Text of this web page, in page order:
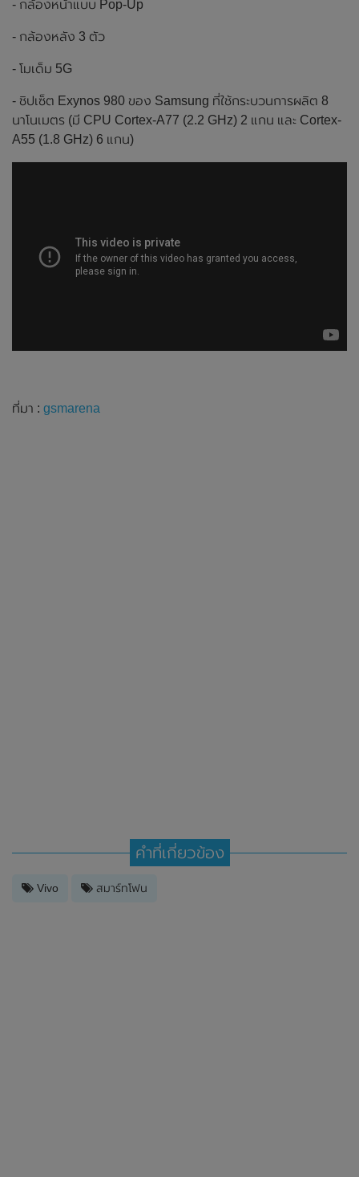
- กล้องหน้าแบบ Pop-Up
- กล้องหลัง 3 ตัว
- โมเด็ม 5G
- ชิปเซ็ต Exynos 980 ของ Samsung ที่ใช้กระบวนการผลิต 8
นาโนเมตร (มี CPU Cortex-A77 (2.2 GHz) 2 แกน และ Cortex-
A55 (1.8 GHz) 6 แกน)
ที่มา : gsmarena
คำที่เกี่ยวข้อง
Vivo สมาร์ทโฟน